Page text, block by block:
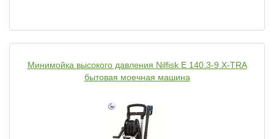
Минимойка высокого давления Nilfisk E 140.3-9 X-TRA
бытовая моечная машина